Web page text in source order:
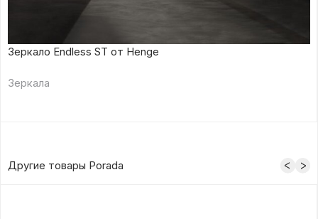
Зеркало Endless ST от Henge
Зеркала
Другие товары Porada